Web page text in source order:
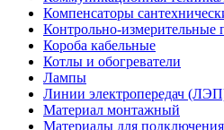
Компенсаторы
Контрольно-измерительные
Короба кабельные
Котлы и обогреватели
Лампы
Линии электропередач
Материал монтажный
Материалы для подключения